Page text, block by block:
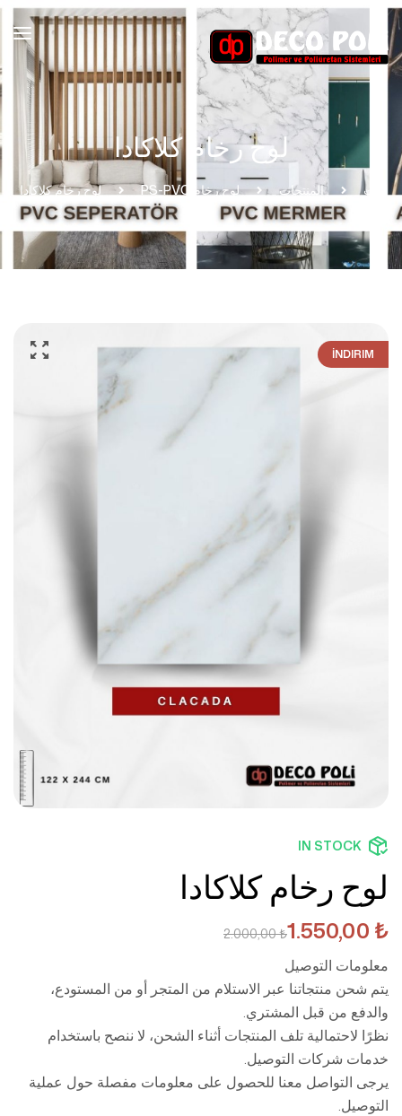
لوح رخام كلاكادا
بيت المنتجات لوح رخام PS-PVC لوح رخام كلاكادا
İNDIRIM
IN STOCK
لوح رخام كلاكادا
2.000,00₺1.550,00 ₺
معلومات التوصيل
يتم شحن منتجاتنا عبر الاستلام من المتجر أو من المستودع،
والدفع من قبل المشتري.
نظرًا لاحتمالية تلف المنتجات أثناء الشحن، لا ننصح باستخدام
خدمات شركات التوصيل.
يرجى التواصل معنا للحصول على معلومات مفصلة حول عملية
التوصيل.